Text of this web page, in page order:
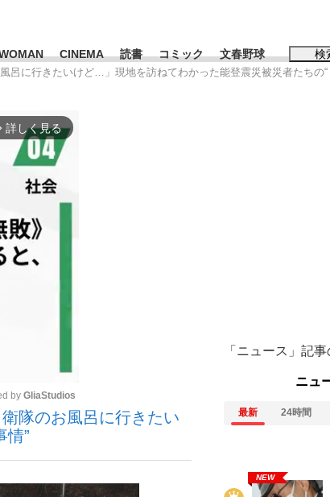
観る将棋、読む将棋
CINEMA 読書 コミック 文春野球 検
#城彰二
に行きたいけど…」現地を訪ねてわかった能登震災被災者たちの“
詳しく見る
by GliaStudios
隊のお風呂に行きたい
情”
「ニュース」記
ニュ
最新 24時間
NEW